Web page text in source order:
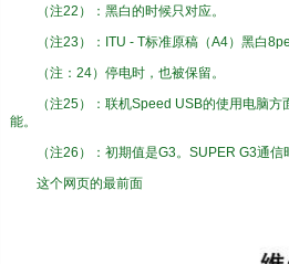
（注22 ）： 黑白的时候只对应。
（注23 ）： ITU - T标准原稿（A4） 黑白8
（注 ： 24） 停电时， 也被保留。
（注25）： 联机Speed USB的使用电脑方
能。
（注26 ）： 初期值是G3。 SUPER G3通信
这个网页的最前面